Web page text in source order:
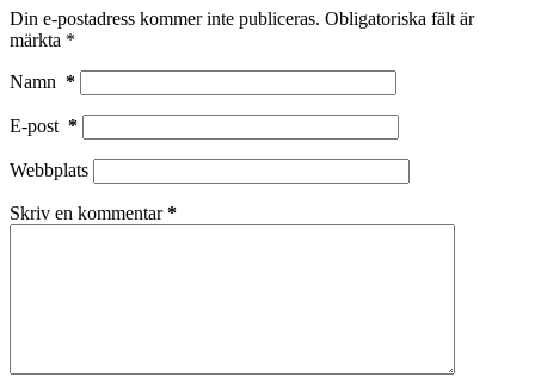
Din e-postadress kommer inte publiceras. Obligatoriska fält är
märkta *
Namn *
E-post *
Webbplats
Skriv en kommentar*